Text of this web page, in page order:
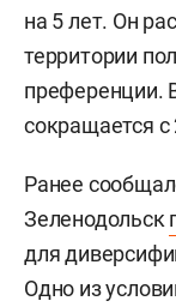
на 5 лет. Он
территории
преференции.
сокращается с
Ранее
Зеленодольск
для
Одно из